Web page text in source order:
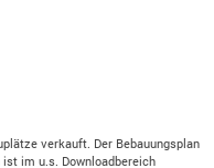
verkauft. Der Bebauungsplan
im u.s. Downloadbereich